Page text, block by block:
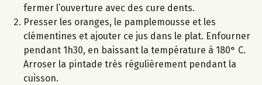
fermer l’ouverture avec des cure dents.
Presser les oranges, le pamplemousse et les
clémentines et ajouter ce jus dans le plat. Enfourner
pendant 1h30, en baissant la température à 180° C.
Arroser la pintade très régulièrement pendant la
cuisson.